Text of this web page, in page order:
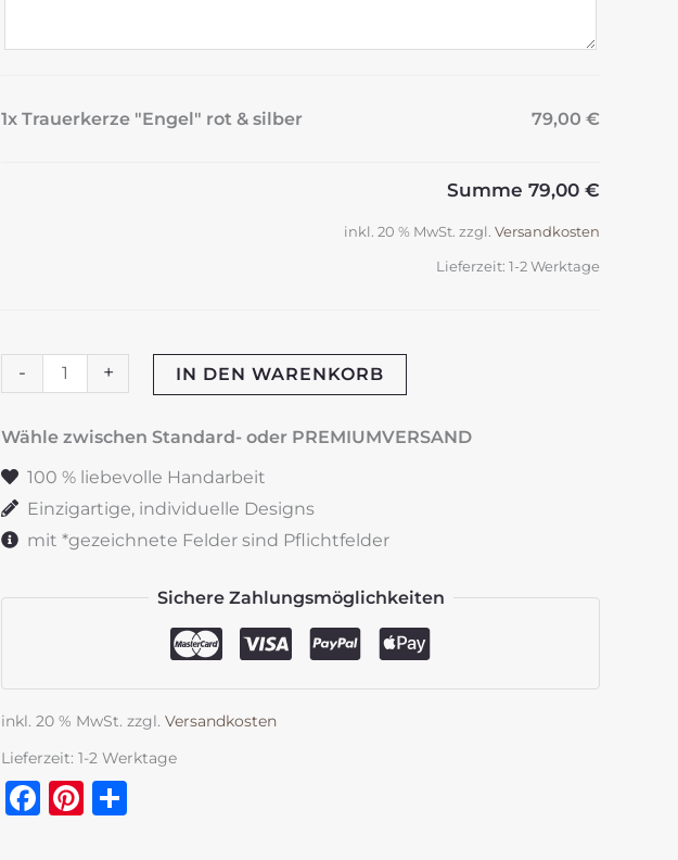
1x Trauerkerze "Engel" rot & silber 79,00 €
Summe 79,00 €
inkl. 20 % MwSt. zzgl. Versandkosten
Lieferzeit: 1-2 Werktage
-
Trauerkerze
"Engel"
rot
silber
Menge
+ IN DEN WARENKORB
Wähle zwischen Standard- oder PREMIUMVERSAND
100 % liebevolle Handarbeit
Einzigartige, individuelle Designs
mit *gezeichnete Felder sind Pflichtfelder
Sichere Zahlungsmöglichkeiten
inkl. 20 % MwSt. zzgl. Versandkosten
Lieferzeit: 1-2 Werktage
Facebook
Pinterest